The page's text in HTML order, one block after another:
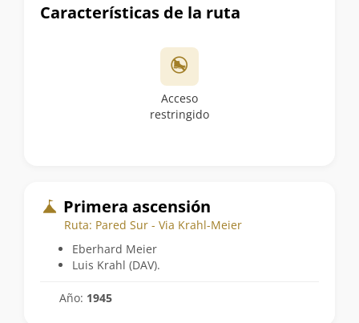
Características de la ruta
Acceso
restringido
Primera ascensión
Ruta: Pared Sur - Via Krahl-Meier
Eberhard Meier
Luis Krahl (DAV).
Año: 1945